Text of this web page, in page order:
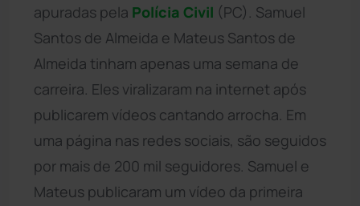
apuradas pela Polícia Civil (PC). Samuel
Santos de Almeida e Mateus Santos de
Almeida tinham apenas uma semana de
carreira. Eles viralizaram na internet após
publicarem vídeos cantando arrocha. Em
uma página nas redes sociais, são seguidos
por mais de 200 mil seguidores. Samuel e
Mateus publicaram um vídeo da primeira